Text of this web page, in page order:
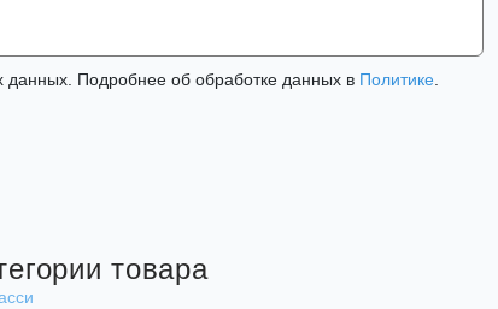
данных. Подробнее об обработке данных в Политике
товара